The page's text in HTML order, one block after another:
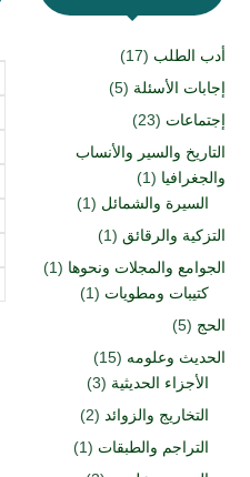
أدب الطلب (17)
إجابات الأسئلة (5)
إجتماعات (23)
التاريخ والسير والأنساب
والجغرافيا (1)
السيرة والشمائل (1)
التزكية والرقائق (1)
الجوامع والمجلات ونحوها (1)
كتيبات ومطويات (1)
الحج (5)
الحديث وعلومه (15)
الأجزاء الحديثية (3)
التخاريج والزوائد (2)
التراجم والطبقات (1)